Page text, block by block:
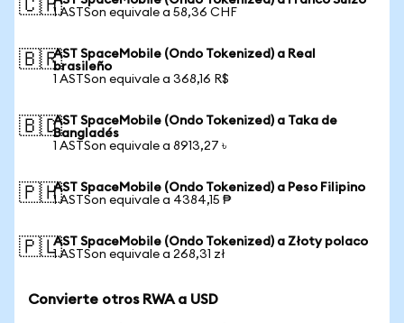
🇨🇭1 ASTSon equivale a 58,36 CHF
🇧🇷AST SpaceMobile (Ondo Tokenized) a Real
brasileño
1 ASTSon equivale a 368,16 R$
🇧🇩AST SpaceMobile (Ondo Tokenized) a Taka de
Bangladés
1 ASTSon equivale a 8913,27 ৳
🇵🇭AST SpaceMobile (Ondo Tokenized) a Peso Filipino
1 ASTSon equivale a 4384,15 ₱
🇵🇱AST SpaceMobile (Ondo Tokenized) a Złoty polaco
1 ASTSon equivale a 268,31 zł
Convierte otros RWA a USD